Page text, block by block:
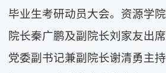
毕业生考研动员大会。资源学
院长秦广鹏及副院长刘家友出
党委副书记兼副院长谢清勇主